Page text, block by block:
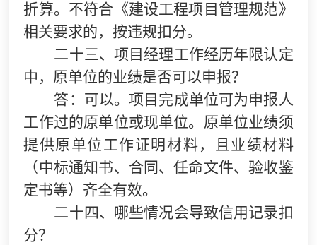
折算。不符合《建设工程项目管理规范》
相关要求的，按违规扣分。
二十三、项目经理工作经历年限认定
中，原单位的业绩是否可以申报？
答：可以。项目完成单位可为申报人
工作过的原单位或现单位。原单位业绩须
提供原单位工作证明材料，且业绩材料
（中标通知书、合同、任命文件、验收鉴
定书等）齐全有效。
二十四、哪些情况会导致信用记录扣
分？